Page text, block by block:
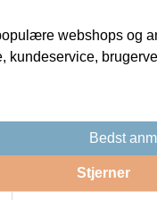
webshops og
kundeservice,
Bedst
Stjerner